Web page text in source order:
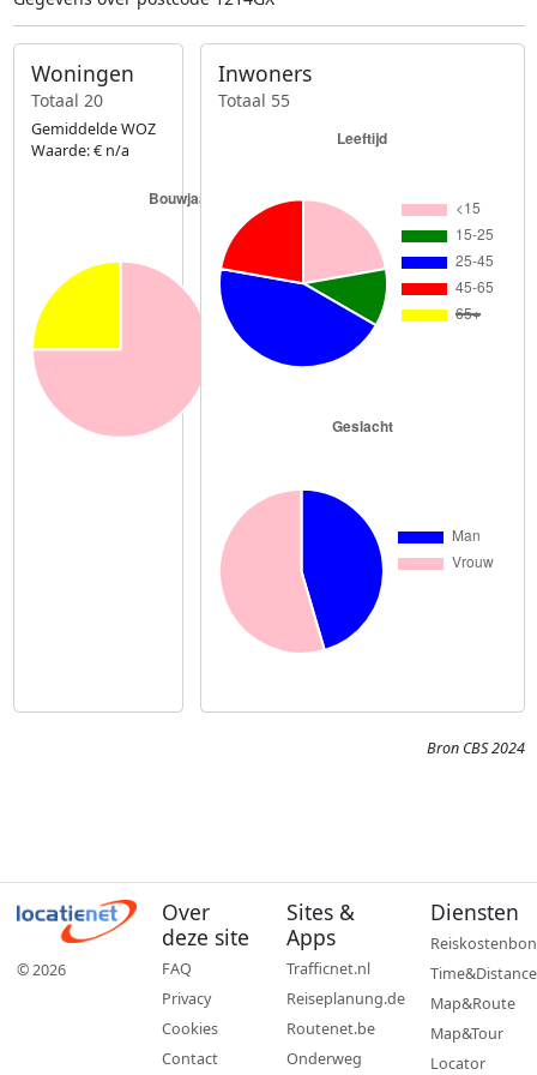
Woningen
Totaal 20
Gemiddelde WOZ
Waarde: € n/a
Inwoners
Totaal 55
Bron CBS 2024
© 2026
Over
deze site
FAQ
Privacy
Cookies
Contact
Sites &
Apps
Trafficnet.nl
Reiseplanung.de
Routenet.be
Onderweg
Diensten
Reiskostenbon
Time&Distance
Map&Route
Map&Tour
Locator